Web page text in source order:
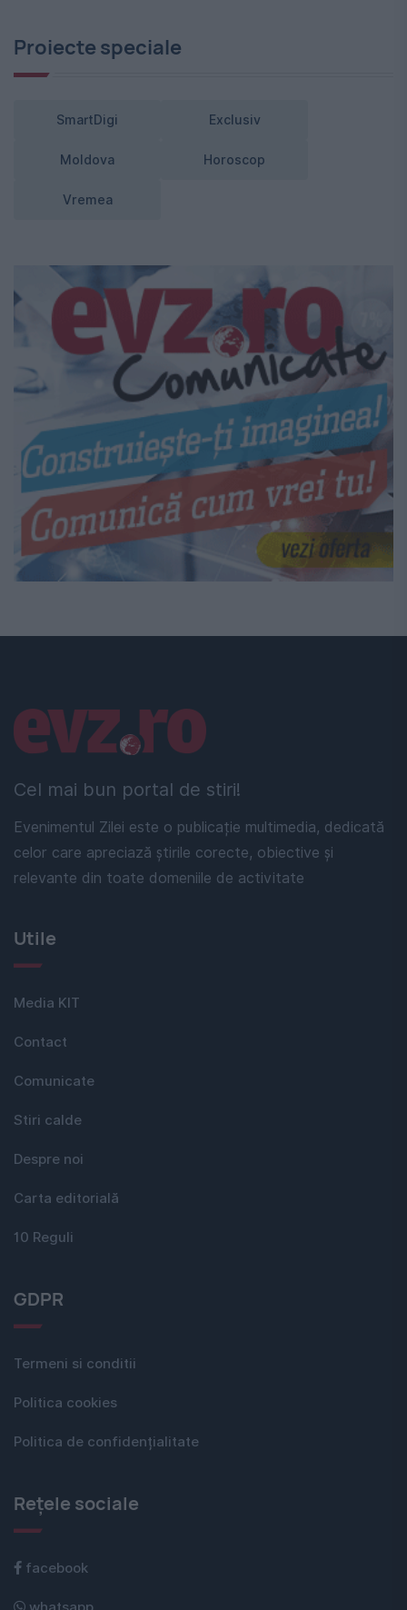
Proiecte speciale
SmartDigi Exclusiv
Moldova Horoscop
Vremea
Cel mai bun portal de stiri!
Evenimentul Zilei este o publicație multimedia, dedicată
celor care apreciază știrile corecte, obiective și
relevante din toate domeniile de activitate
Linkuri utile
Utile
Media KIT
Contact
Comunicate
Stiri calde
Despre noi
Carta editorială
10 Reguli
GDPR
Termeni si conditii
Politica cookies
Politica de confidențialitate
Rețele sociale
facebook